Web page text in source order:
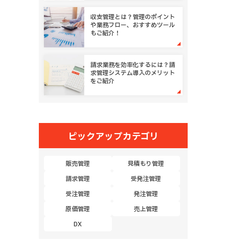
収支管理とは？管理のポイント
や業務フロー、おすすめツール
もご紹介！
請求業務を効率化するには？請
求管理システム導入のメリット
をご紹介
ピックアップカテゴリ
販売管理
見積もり管理
請求管理
受発注管理
受注管理
発注管理
原価管理
売上管理
DX